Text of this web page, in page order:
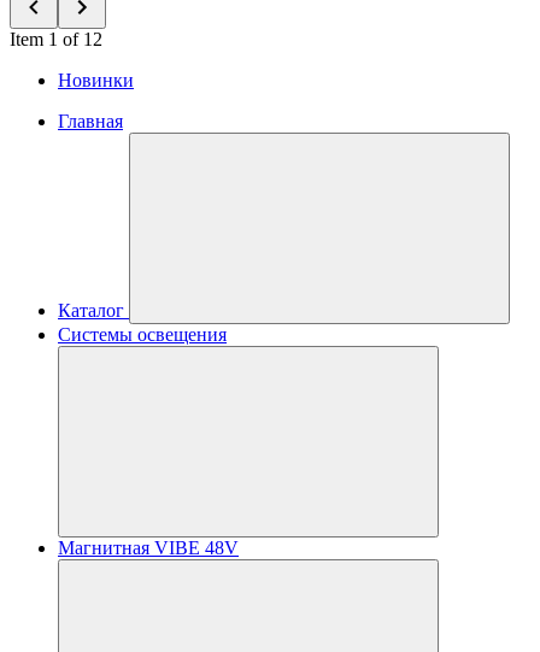
Item 1 of 12
Новинки
Главная
Каталог
Системы освещения
Магнитная VIBE 48V